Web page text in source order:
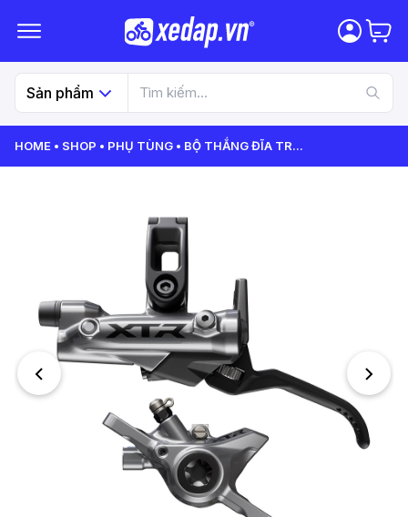
Sản phẩm
HOME SHOP PHỤ TÙNG BỘ THẮNG ĐĨA TR...